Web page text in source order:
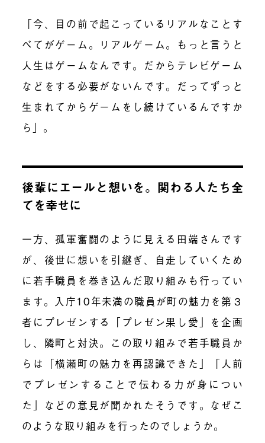
「今、目の前で起こっているリアルなことす
べてがゲーム。リアルゲーム。もっと言うと
人生はゲームなんです。だからテレビゲーム
などをする必要がないんです。だってずっと
生まれてからゲームをし続けているんですか
ら」。
後輩にエールと想いを。関わる人たち全
てを幸せに
一方、孤軍奮闘のように見える田端さんです
が、後世に想いを引継ぎ、自走していくため
に若手職員を巻き込んだ取り組みも行ってい
ます。入庁10年未満の職員が町の魅力を第３
者にプレゼンする「プレゼン果し愛」を企画
し、隣町と対決。この取り組みで若手職員か
らは「横瀬町の魅力を再認識できた」「人前
でプレゼンすることで伝わる力が身につい
た」などの意見が聞かれたそうです。なぜこ
のような取り組みを行ったのでしょうか。